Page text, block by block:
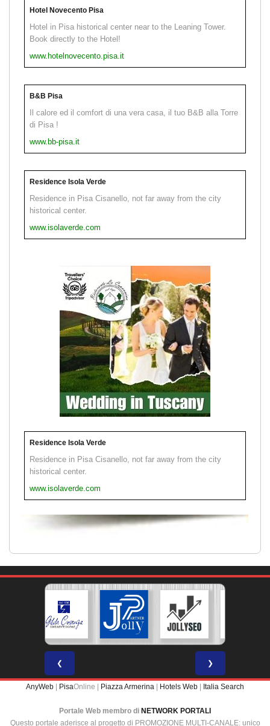
Hotel Novecento Pisa
Hotel in Pisa historical center near to the Leaning Tower.
Book directly to the Hotel!
www.hotelnovecento.pisa.it
B&B Pisa
Il calore ed il comfort di una vera casa, il tuo B&B alla Torre
di Pisa !
www.bb-pisa.it
Residence Isola Verde
Residence in Pisa Cisanello, not far away from the city
historical center.
www.isolaverde.com
Residence Isola Verde
Residence in Pisa Cisanello, not far away from the city
historical center.
www.isolaverde.com
❮ ❯
AnyWeb PisaOnline | Piazza Armerina Hotels Web Italia Search
Portale Web membro di NETWORK PORTALI
Questo portale aderisce al progetto di PROMOZIONE MULTI-CANALE: unico